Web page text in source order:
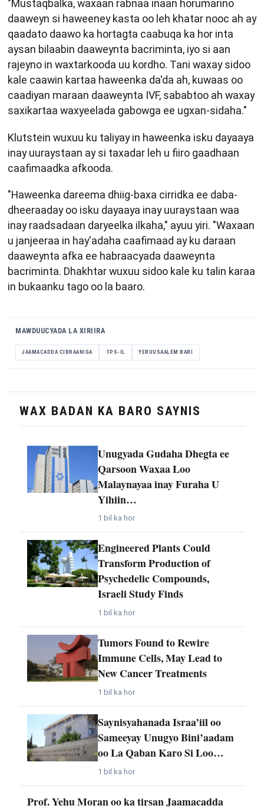
"Mustaqbalka, waxaan rabnaa inaan horumarino
daaweyn si haweeney kasta oo leh khatar nooc ah ay
qaadato daawo ka hortagta caabuqa ka hor inta
aysan bilaabin daaweynta bacriminta, iyo si aan
rajeyno in waxtarkooda uu kordho. Tani waxay sidoo
kale caawin kartaa haweenka da'da ah, kuwaas oo
caadiyan maraan daaweynta IVF, sababtoo ah waxay
saxikartaa waxyeelada gabowga ee ugxan-sidaha."
Klutstein wuxuu ku taliyay in haweenka isku dayaaya
inay uuraystaan ay si taxadar leh u fiiro gaadhaan
caafimaadka afkooda.
"Haweenka dareema dhiig-baxa cirridka ee daba-
dheeraaday oo isku dayaaya inay uuraystaan ​​waa
inay raadsadaan daryeelka ilkaha," ayuu yiri. "Waxaan
u janjeeraa in hay'adaha caafimaad ay ku daraan
daaweynta afka ee habraacyada daaweynta
bacriminta. Dhakhtar wuxuu sidoo kale ku talin karaa
in bukaanku tago oo la baaro.
MAWDUUCYADA LA XIRIIRA
JAAMACADDA CIBRAANIGA TPS-IL YERUUSAALEM BARI
WAX BADAN KA BARO SAYNIS
Unugyada Gudaha Dhegta ee
Qarsoon Waxaa Loo
Malaynayaa inay Furaha U
Yihiin…
1 bil ka hor
Engineered Plants Could
Transform Production of
Psychedelic Compounds,
Israeli Study Finds
1 bil ka hor
Tumors Found to Rewire
Immune Cells, May Lead to
New Cancer Treatments
1 bil ka hor
Saynisyahanada Israa’iil oo
Sameeyay Unugyo Bini’aadam
oo La Qaban Karo Si Loo…
1 bil ka hor
Prof. Yehu Moran oo ka tirsan Jaamacadda